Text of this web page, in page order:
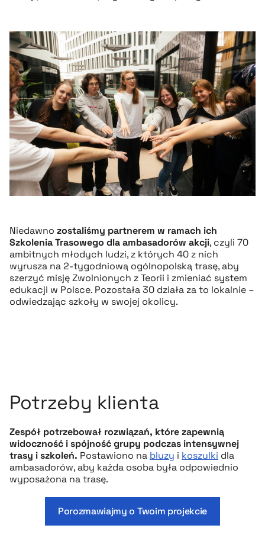
Niedawno zostaliśmy partnerem w ramach ich
Szkolenia Trasowego dla ambasadorów akcji, czyli 70
ambitnych młodych ludzi, z których 40 z nich
wyrusza na 2-tygodniową ogólnopolską trasę, aby
szerzyć misję Zwolnionych z Teorii i zmieniać system
edukacji w Polsce. Pozostała 30 działa za to lokalnie –
odwiedzając szkoły w swojej okolicy.
Potrzeby klienta
Zespół potrzebował rozwiązań, które zapewnią
widoczność i spójność grupy podczas intensywnej
trasy i szkoleń. Postawiono na bluzy i koszulki dla
ambasadorów, aby każda osoba była odpowiednio
wyposażona na trasę.
Porozmawiajmy o Twoim projekcie